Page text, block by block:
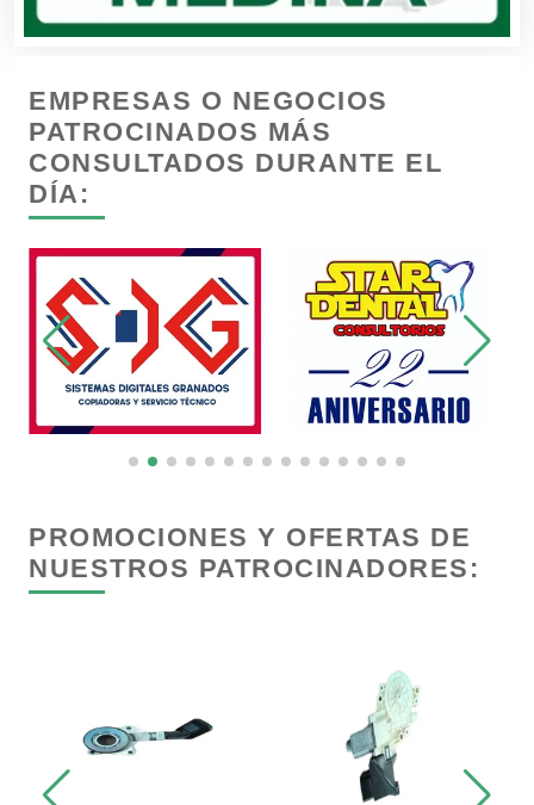
Camiones para Fletes
Cancelería de Aluminio
Carpinterías
Centros Comerciales
Centros de Nutrición
Cerrajerías
EMPRESAS O NEGOCIOS
PATROCINADOS MÁS
CONSULTADOS DURANTE EL
DÍA:
PROMOCIONES Y OFERTAS DE
NUESTROS PATROCINADORES: